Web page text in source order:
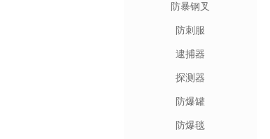
防暴钢叉
防刺服
逮捕器
探测器
防爆罐
防爆毯